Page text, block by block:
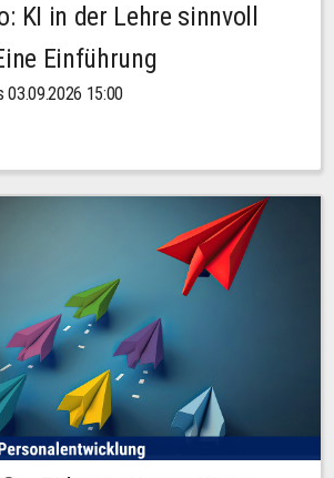
KI in der Lehre sinnvoll
Einführung
03.09.2026 15:00
(Seminarraum Servicestelle LehreLernen)